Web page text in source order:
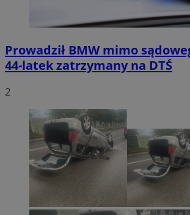
Prowadził BMW mimo
44-latek zatrzymany na DTŚ
2